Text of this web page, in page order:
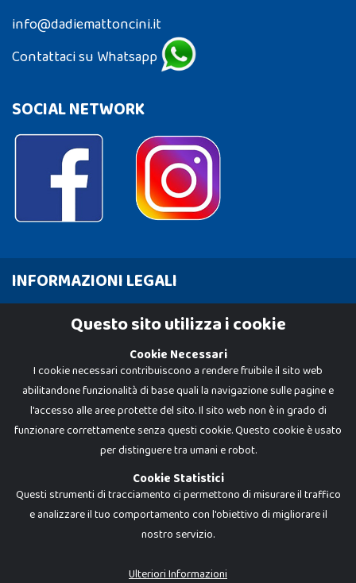
info@dadiemattoncini.it
Contattaci su Whatsapp
SOCIAL NETWORK
INFORMAZIONI LEGALI
Cookie Policy
Dadi e Mattoncini è un brand di Giocabene Srl. Ogni riproduzione o utilizzo non
I prezzi e le promozioni pubblicate potrebbero differire da quanto esposto in
Questo sito utilizza i cookie
Cookie Necessari
I cookie necessari contribuiscono a rendere fruibile il sito web
abilitandone funzionalità di base quali la navigazione sulle pagine e
l'accesso alle aree protette del sito. Il sito web non è in grado di
funzionare correttamente senza questi cookie. Questo cookie è usato
per distinguere tra umani e robot.
Cookie Statistici
Questi strumenti di tracciamento ci permettono di misurare il traffico
e analizzare il tuo comportamento con l'obiettivo di migliorare il
nostro servizio.
Ulteriori Informazioni